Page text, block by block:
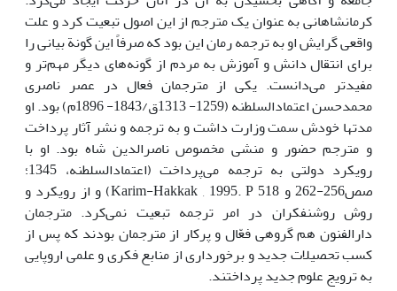
کرمانشاهانی به عنوان یک مترجم از این اصول تبعیت کرد و علت
واقعی گرایش او به ترجمه رمان این بود که صرفاً این گونة بیانی را
برای انتقال دانش و آموزش به مردم از گونه‌های دیگر مهم‌تر و
مفیدتر می‌دانست. یکی‌ از مترجمان فعال در عصر ناصری
محمدحسن اعتمادالسلطنه (1259- 1313ق‌/1843- ‌1896م‌) بود. او
مدت­ها خودش سمت وزارت داشت و به ترجمه و نشر آثار پرداخت
و مترجم حضور و منشی مخصوص ناصرالدین شاه بود. او با
رویکرد دولتی به ترجمه می‌پرداخت (اعتمادالسلطنه، 1345؛
صص256-262 و Karim-Hakkak , 1995. P 518) و از رویکرد و
روش روشنفکران در امر ترجمه تبعیت نمی‌کرد. مترجمان
دارالفنون هم گروهی فعّال و پرکار از مترجمان بودند که پس از
کسب تحصیلات جدید و برخورداری از منابع فکری و علمی اروپایی
به ترویج علوم جدید پرداختند.